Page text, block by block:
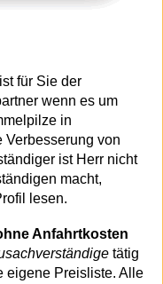
für Sie der
wenn es um
in
Verbesserung von
ist Herr nicht
macht,
lesen.
Anfahrtkosten
tätig
eigene Preisliste. Alle